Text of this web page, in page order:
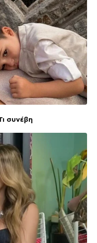
συνέβη